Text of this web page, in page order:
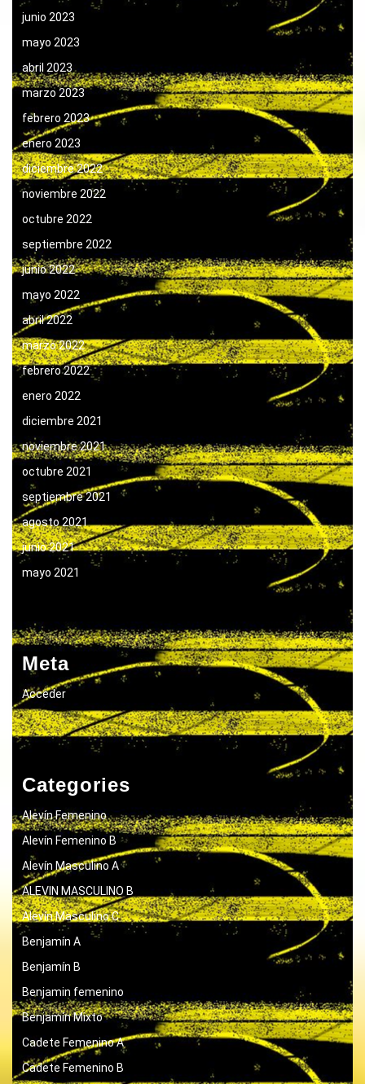
junio 2023
mayo 2023
abril 2023
marzo 2023
febrero 2023
enero 2023
diciembre 2022
noviembre 2022
octubre 2022
septiembre 2022
junio 2022
mayo 2022
abril 2022
marzo 2022
febrero 2022
enero 2022
diciembre 2021
noviembre 2021
octubre 2021
septiembre 2021
agosto 2021
junio 2021
mayo 2021
Meta
Acceder
Categories
Alevín Femenino
Alevín Femenino B
Alevín Masculino A
ALEVIN MASCULINO B
Alevín Masculino C
Benjamín A
Benjamín B
Benjamin femenino
Benjamín Mixto
Cadete Femenino A
Cadete Femenino B